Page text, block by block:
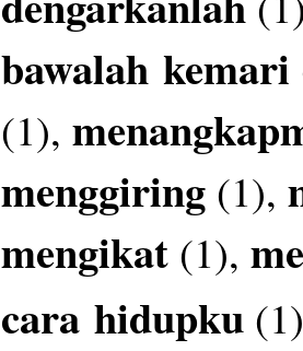
bawalah kemari
(1),
menggiring (1),
mengikat (1),
cara hidupku (1)